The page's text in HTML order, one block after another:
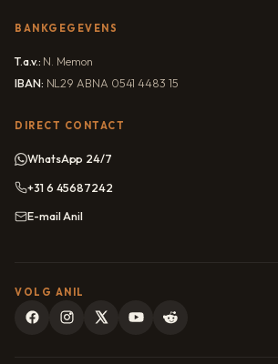
BANKGEGEVENS
T.a.v.: N. Memon
IBAN: NL29 ABNA 0541 4483 15
DIRECT CONTACT
WhatsApp 24/7
+31 6 45687242
E-mail Anil
VOLG ANIL